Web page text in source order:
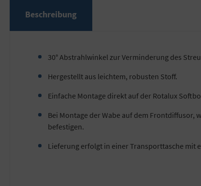
Beschreibung
30° Abstrahlwinkel zur Verminderung des
Hergestellt aus leichtem, robusten Stoff.
Einfache Montage direkt auf der Rotalux
Bei Montage der Wabe auf dem
befestigen.
Lieferung erfolgt in einer Transporttasche mit